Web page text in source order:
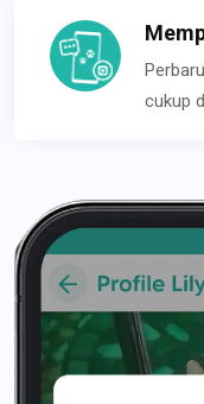
cukup